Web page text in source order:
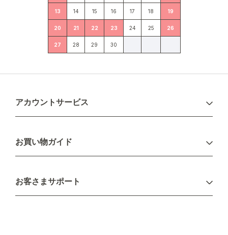
13 14 15 16 17 18 19
20 21 22 23 24 25 26
27 28 29 30
アカウントサービス
新規会員登録
お買い物ガイド
配送について
不良品・返品について
お客さまサポート